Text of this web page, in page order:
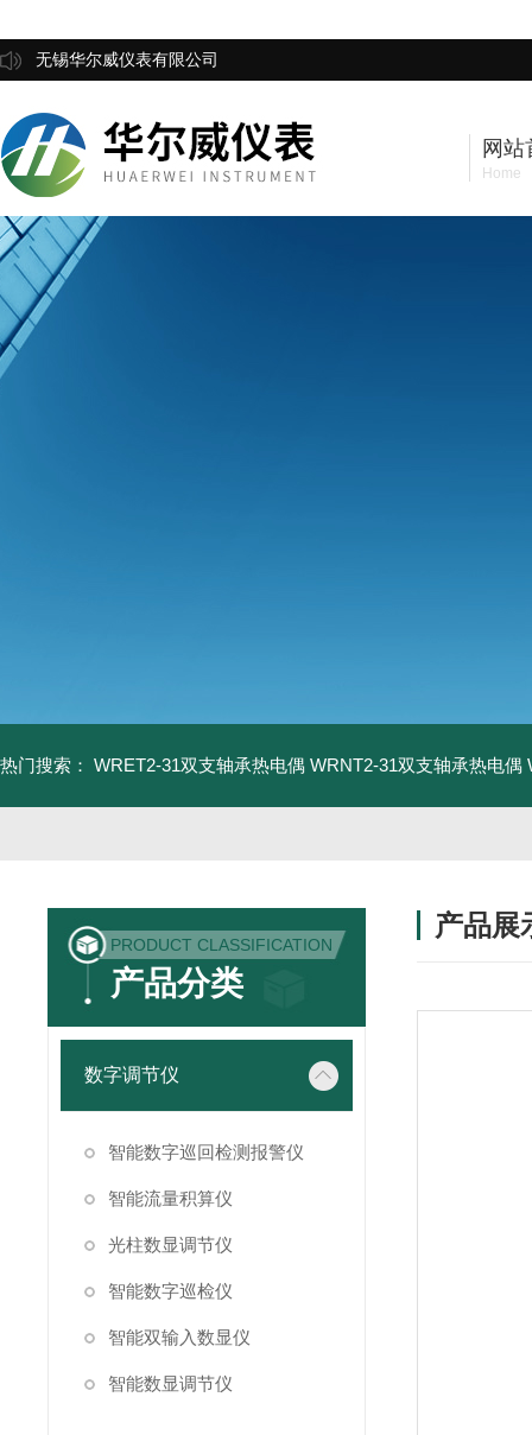
无锡华尔威仪表有限公司
网站
Home
热门搜索： WRET2-31双支轴承热电偶 WRNT2-31双支轴承热电偶
PRODUCT CLASSIFICATION
产品分类
数字调节仪
智能数字巡回检测报警仪
智能流量积算仪
光柱数显调节仪
智能数字巡检仪
智能双输入数显仪
智能数显调节仪
产品展